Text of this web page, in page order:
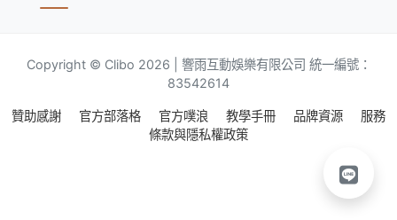
Copyright © Clibo 2026 | 響雨互動娛樂有限公司 統一編號：
83542614
贊助感謝 官方部落格 官方噗浪 教學手冊 品牌資源
服務
條款與隱私權政策